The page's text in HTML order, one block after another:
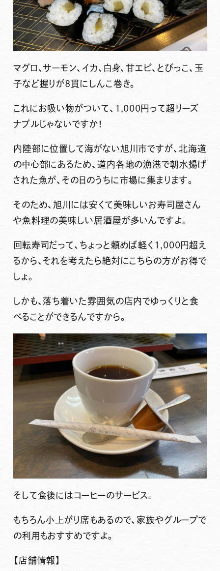
マグロ、サーモン、イカ、白身、甘エビ、とびっこ、玉
子など握りが8貫にしんこ巻き。
これにお吸い物がついて、1,000円って超リーズ
ナブルじゃないですか！
内陸部に位置して海がない旭川市ですが、北海道
の中心部にあるため、道内各地の漁港で朝水揚げ
された魚が、その日のうちに市場に集まります。
そのため、旭川には安くて美味しいお寿司屋さん
や魚料理の美味しい居酒屋が多いんですよ。
回転寿司だって、ちょっと頼めば軽く1,000円超え
るから、それを考えたら絶対にこちらの方がお得で
しょ。
しかも、落ち着いた雰囲気の店内でゆっくりと食
べることができるんですから。
そして食後にはコーヒーのサービス。
もちろん小上がり席もあるので、家族やグループで
の利用もおすすめですよ。
【店舗情報】